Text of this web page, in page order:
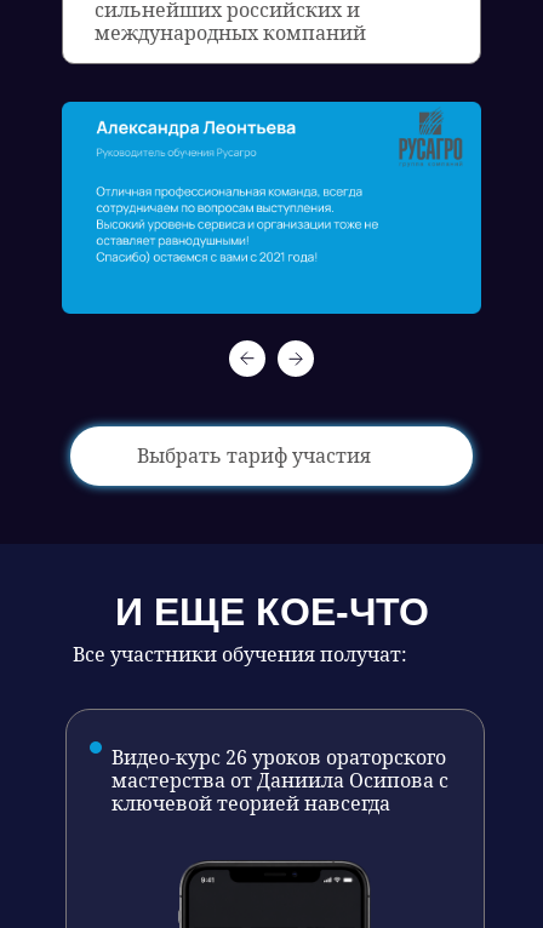
Выбрать тариф участия
сильнейших российских и
международных компаний
И ЕЩЕ КОЕ-ЧТО
Видео-курс 26 уроков ораторского
мастерства от Даниила Осипова с
ключевой теорией навсегда
Все участники обучения получат: